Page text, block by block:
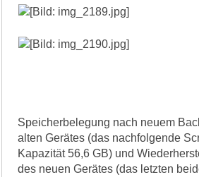
Speicherbelegung nach neuem
alten Gerätes (das nachfolgende
Kapazität 56,6 GB) und
des neuen Gerätes (das letzten